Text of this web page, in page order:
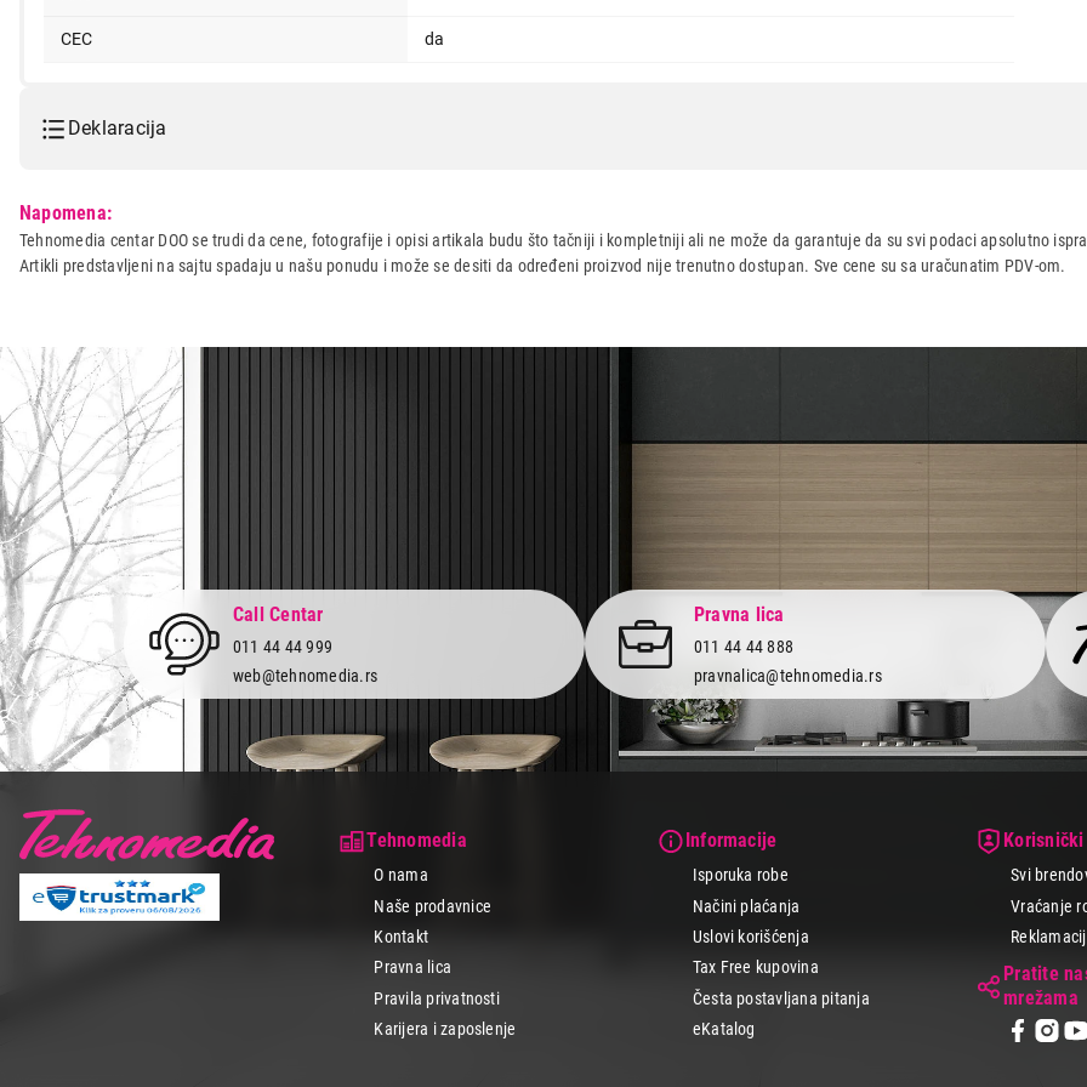
CEC da
Deklaracija
Naziv i vrsta robe:
KABL IT/AV
Uvoznik:
\N
Napomena:
Tehnomedia centar DOO se trudi da cene, fotografije i opisi artikala budu što tačniji i kompletniji ali ne može da garantuje da su svi podaci apsolutno
Artikli predstavljeni na sajtu spadaju u našu ponudu i može se desiti da određeni proizvod nije trenutno dostupan. Sve cene su sa uračunatim PDV-om.
Call Centar
011 44 44 999
web@tehnomedia.rs
Pravna lica
011 44 44 888
pravnalica@tehnomedia.rs
Tehnomedia
O nama
Naše prodavnice
Kontakt
Pravna lica
Pravila privatnosti
Karijera i zaposlenje
Informacije
Isporuka robe
Načini plaćanja
Uslovi korišćenja
Tax Free kupovina
Česta postavljana pitanja
eKatalog
Svi
Vraćanje
Pratite
mrežama